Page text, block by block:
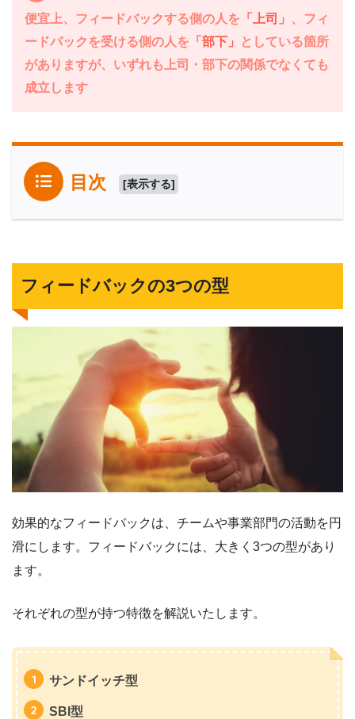
便宜上、フィードバックする側の人を 「上司」 、フィ
ードバックを受ける側の人を 「部下」
としている箇所
がありますが、いずれも上司・部下の関係でなくても
成立します
目次 [表示する]
フィードバックの3つの型
効果的なフィードバックは、チームや事業部門の活動を円
滑にします。フィードバックには、大きく3つの型があり
ます。
それぞれの型が持つ特徴を解説いたします。
サンドイッチ型
SBI型